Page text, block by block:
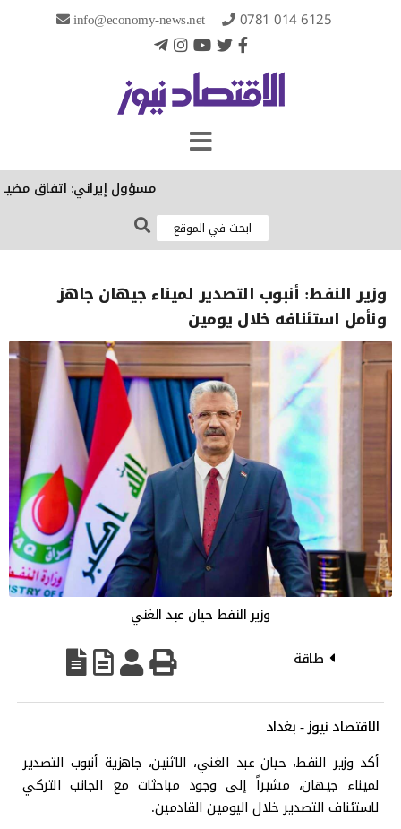
info@economy-news.net 0781 014 6125
مسؤول إيراني: اتفاق مضيق
وزير النفط: أنبوب التصدير لميناء جيهان جاهز
ونأمل استئنافه خلال يومين
وزير النفط حيان عبد الغني
طاقة
الاقتصاد نيوز - بغداد
أكد وزير النفط، حيان عبد الغني، الاثنين، جاهزية أنبوب التصدير
لميناء جيهان، مشيراً إلى وجود مباحثات مع الجانب التركي
لاستئناف التصدير خلال اليومين القادمين.